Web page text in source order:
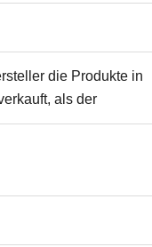
die Produkte in
als der